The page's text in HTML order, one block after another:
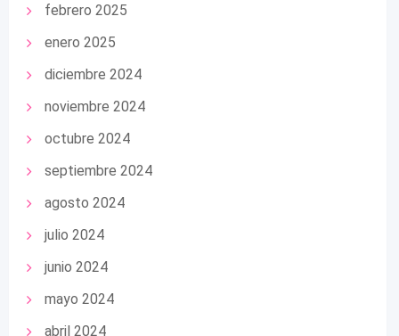
febrero 2025
enero 2025
diciembre 2024
noviembre 2024
octubre 2024
septiembre 2024
agosto 2024
julio 2024
junio 2024
mayo 2024
abril 2024